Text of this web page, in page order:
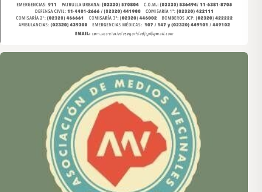
Asociación de Medios Vecinales